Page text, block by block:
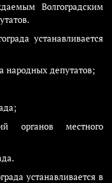
Волгоградским
устанавливается
народных депутатов;
органов местного
устанавливается в